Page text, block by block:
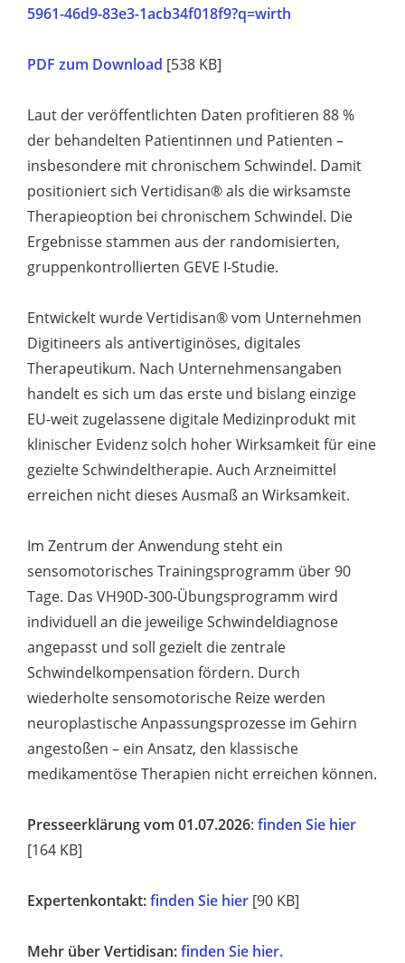
5961-46d9-83e3-1acb34f018f9?q=wirth
PDF zum Download [538 KB]
Laut der veröffentlichten Daten profitieren 88 %
der behandelten Patientinnen und Patienten –
insbesondere mit chronischem Schwindel. Damit
positioniert sich Vertidisan® als die wirksamste
Therapieoption bei chronischem Schwindel. Die
Ergebnisse stammen aus der randomisierten,
gruppenkontrollierten GEVE I-Studie.
Entwickelt wurde Vertidisan® vom Unternehmen
Digitineers als antivertiginöses, digitales
Therapeutikum. Nach Unternehmensangaben
handelt es sich um das erste und bislang einzige
EU-weit zugelassene digitale Medizinprodukt mit
klinischer Evidenz solch hoher Wirksamkeit für eine
gezielte Schwindeltherapie. Auch Arzneimittel
erreichen nicht dieses Ausmaß an Wirksamkeit.
Im Zentrum der Anwendung steht ein
sensomotorisches Trainingsprogramm über 90
Tage. Das VH90D-300-Übungsprogramm wird
individuell an die jeweilige Schwindeldiagnose
angepasst und soll gezielt die zentrale
Schwindelkompensation fördern. Durch
wiederholte sensomotorische Reize werden
neuroplastische Anpassungsprozesse im Gehirn
angestoßen – ein Ansatz, den klassische
medikamentöse Therapien nicht erreichen können.
Presseerklärung vom 01.07.2026: finden Sie hier
[164 KB]
Expertenkontakt:finden Sie hier [90 KB]
Mehr über Vertidisan:finden Sie hier.